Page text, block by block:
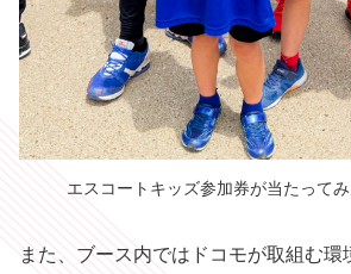
エスコートキッズ参加券が当たってみ
また、ブース内ではドコモが取組む環